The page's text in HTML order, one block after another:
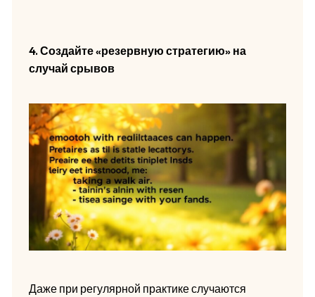
4. Создайте «резервную стратегию» на
случай срывов
Даже при регулярной практике случаются